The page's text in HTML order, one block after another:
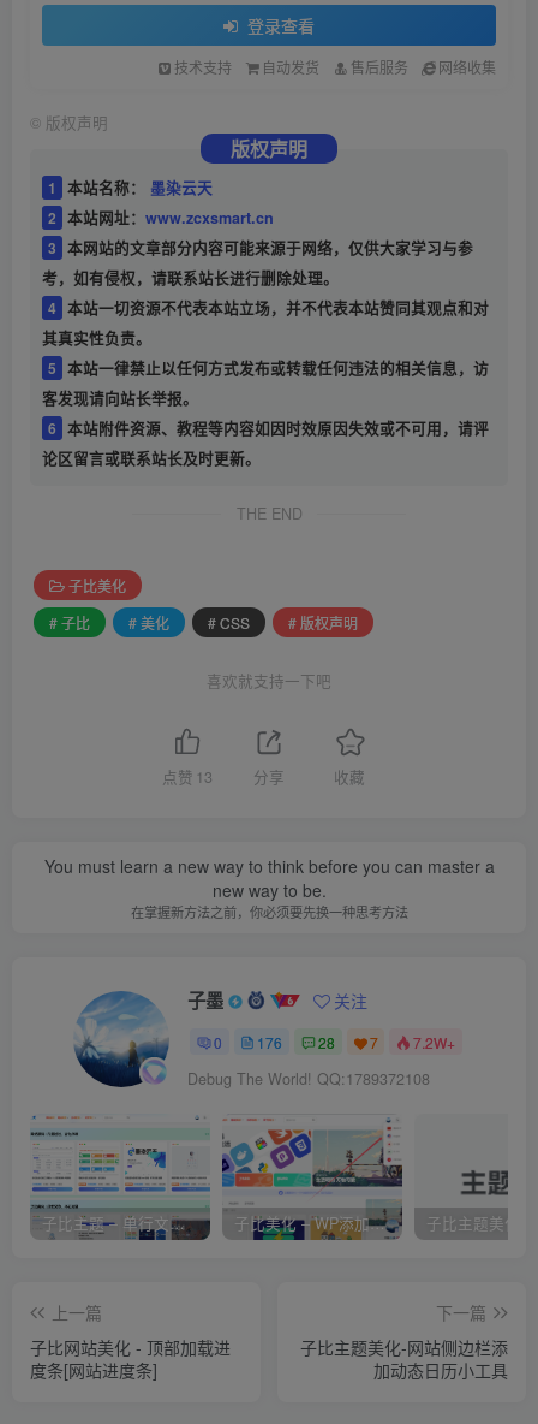
登录查看
技术支持 自动发货 售后服务 网络收集
© 版权声明
版权声明
1 本站名称：
墨染云天
2 本站网址： www.zcxsmart.cn
3 本网站的文章部分内容可能来源于网络，仅供大家学习与参
考，如有侵权，请联系站长进行删除处理。
4 本站一切资源不代表本站立场，并不代表本站赞同其观点和对
其真实性负责。
5 本站一律禁止以任何方式发布或转载任何违法的相关信息，访
客发现请向站长举报。
6 本站附件资源、教程等内容如因时效原因失效或不可用，请评
论区留言或联系站长及时更新。
THE END
子比美化
# 子比
# 美化 # CSS # 版权声明
喜欢就支持一下吧
点赞 13 分享 收藏
You must learn a new way to think before you can master a
new way to be.
在掌握新方法之前，你必须要先换一种思考方法
子墨 关注
0 176 28 7 7.2W+
Debug The World! QQ:1789372108
子比主题 – 单行文章列表仿MACGF美化版 子比美化 – WP添加网站翻译功能 | 实现国际化多语言[js翻译]
上一篇
子比网站美化 - 顶部加载进
度条[网站进度条]
下一篇
子比主题美化-网站侧边栏添
加动态日历小工具